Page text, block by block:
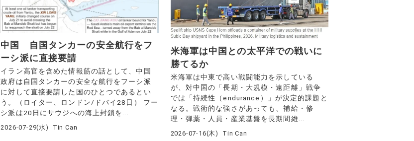
中国 自国タンカーの安全航行をフ
ーシ派に直接要請
イラン高官を含めた情報筋の話として、中国
政府は自国タンカーの安全な航行をフーシ派
に対して直接要請した国のひとつであるとい
う。（ロイター、ロンドン/ドバイ28日） フー
シ派は20日にサウジへの海上封鎖を...
2026-07-29(水) Tin Can
米海軍は中国との太平洋での戦いに
勝てるか
米海軍は中東で高い戦闘能力を示している
が、対中国の「長期・大規模・遠距離」戦争
では「持続性（endurance）」が決定的課題と
なる。戦術的な強さがあっても、補給・修
理・弾薬・人員・産業基盤を長期間維...
2026-07-16(木) Tin Can